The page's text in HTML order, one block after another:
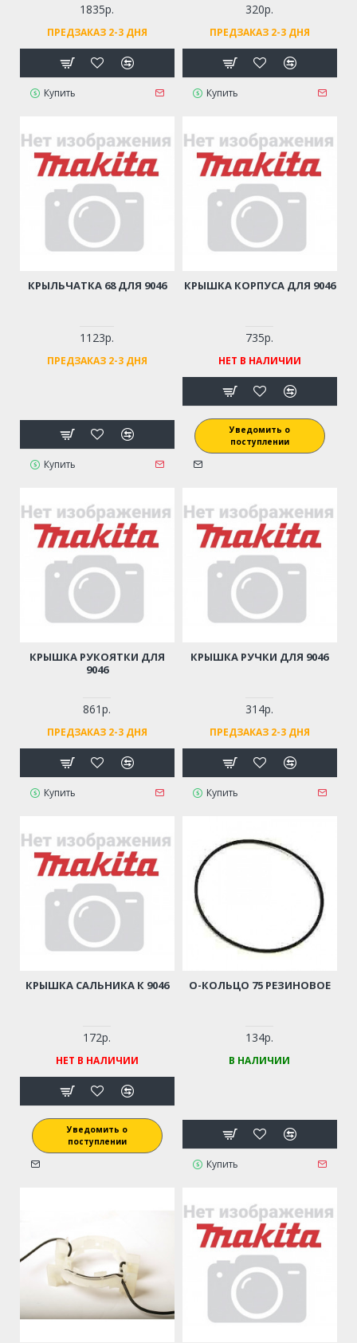
1835р.
ПРЕДЗАКАЗ 2-3 ДНЯ
Купить
320р.
ПРЕДЗАКАЗ 2-3 ДНЯ
Купить
КРЫЛЬЧАТКА 68 ДЛЯ 9046
1123р.
ПРЕДЗАКАЗ 2-3 ДНЯ
Купить
КРЫШКА КОРПУСА ДЛЯ 9046
735р.
НЕТ В НАЛИЧИИ
Уведомить о
поступлении
КРЫШКА РУКОЯТКИ ДЛЯ
9046
861р.
ПРЕДЗАКАЗ 2-3 ДНЯ
Купить
КРЫШКА РУЧКИ ДЛЯ 9046
314р.
ПРЕДЗАКАЗ 2-3 ДНЯ
Купить
КРЫШКА САЛЬНИКА К 9046
172р.
НЕТ В НАЛИЧИИ
Уведомить о
поступлении
О-КОЛЬЦО 75 РЕЗИНОВОЕ
134р.
В НАЛИЧИИ
Купить